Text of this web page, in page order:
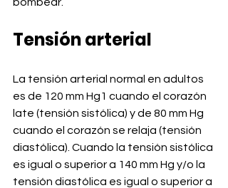
Tensión arterial
La tensión arterial normal en adultos
es de 120 mm Hg1 cuando el corazón
late (tensión sistólica) y de 80 mm Hg
cuando el corazón se relaja (tensión
diastólica). Cuando la tensión sistólica
es igual o superior a 140 mm Hg y/o la
tensión diastólica es igual o superior a